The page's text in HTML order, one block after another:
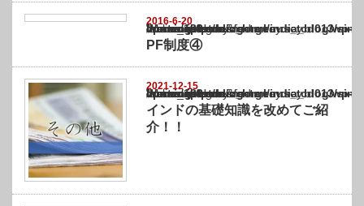
2016-6-20
Warning
: Undefined array key "show_category" in
/home/netst/kuno-cpa.co.jp/public_html/india_blog/wp-content/themes/
on line183
PF制度④
2021-12-15
Warning
: Undefined array key "show_category" in
/home/netst/kuno-cpa.co.jp/public_html/india_blog/wp-content/themes/
on line183
インドの基礎知識を改めてご紹
介！！